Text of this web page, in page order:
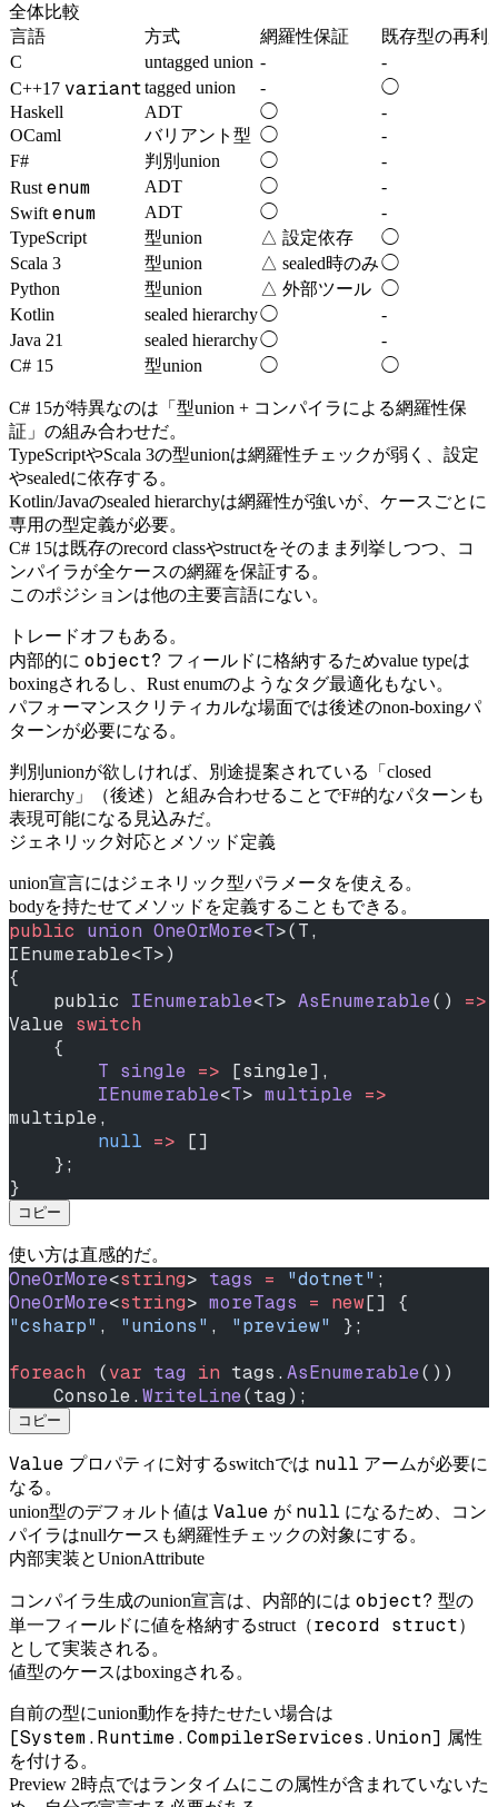
全体比較
言語
方式 網羅性保証
既存型の再利
C
untagged union -
-
C++17 varianttagged union -
◯
Haskell
ADT ◯
-
OCaml
バリアント型 ◯
-
F#
判別union ◯
-
Rust enum ADT ◯
-
Swift enum ADT ◯
-
TypeScript
型union △ 設定依存
◯
Scala 3
型union △ sealed時のみ◯
Python
型union △ 外部ツール ◯
Kotlin
sealed hierarchy◯
-
Java 21
sealed hierarchy◯
-
C# 15
型union ◯ ◯
C# 15が特異なのは「型union + コンパイラによる網羅性保
証」の組み合わせだ。
TypeScriptやScala 3の型unionは網羅性チェックが弱く、設定
やsealedに依存する。
Kotlin/Javaのsealed hierarchyは網羅性が強いが、ケースごとに
専用の型定義が必要。
C# 15は既存のrecord classやstructをそのまま列挙しつつ、コ
ンパイラが全ケースの網羅を保証する。
このポジションは他の主要言語にない。
トレードオフもある。
内部的に object? フィールドに格納するためvalue typeは
boxingされるし、Rust enumのようなタグ最適化もない。
パフォーマンスクリティカルな場面では後述のnon-boxingパ
ターンが必要になる。
判別unionが欲しければ、別途提案されている「closed
hierarchy」（後述）と組み合わせることでF#的なパターンも
表現可能になる見込みだ。
ジェネリック対応とメソッド定義
union宣言にはジェネリック型パラメータを使える。
bodyを持たせてメソッドを定義することもできる。
public union OneOrMore<T>(T,
IEnumerable<T>)
{
    public
IEnumerable<T> AsEnumerable() =>
Value switch
    {
        T
single => [single],
        IEnumerable
<T> multiple =>
multiple,
        null
=> []
    };
}
コピー
使い方は直感的だ。
OneOrMore<string> tags = "dotnet" ;
OneOrMore<string> moreTags = new
"csharp" , "unions" , "preview"
};
foreach (var tag in tags. AsEnumerable())
    Console.
WriteLine(tag);
コピー
Value プロパティに対するswitchでは null アームが必要に
なる。
union型のデフォルト値は Value が null になるため、コン
パイラはnullケースも網羅性チェックの対象にする。
内部実装とUnionAttribute
コンパイラ生成のunion宣言は、内部的には object? 型の
単一フィールドに値を格納するstruct（record struct）
として実装される。
値型のケースはboxingされる。
自前の型にunion動作を持たせたい場合は
[System.Runtime.CompilerServices.Union] 属性
を付ける。
Preview 2時点ではランタイムにこの属性が含まれていないた